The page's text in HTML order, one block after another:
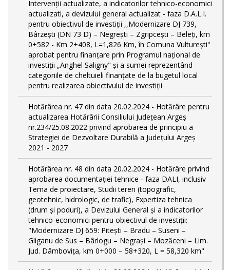
Intervenții actualizate, a indicatorilor tehnico-economici
actualizati, a devizului general actualizat - faza D.A.L.I.
pentru obiectivul de investiţii ,,Modernizare DJ 739,
Bârzeşti (DN 73 D) – Negrești – Zgripcești – Beleți, km
0+582 - Km 2+408, L=1,826 Km, în Comuna Vulturești''
aprobat pentru finanțare prin Programul național de
investiții „Anghel Saligny" și a sumei reprezentând
categoriile de cheltuieli finanțate de la bugetul local
pentru realizarea obiectivului de investiții
Hotărârea nr. 47 din data 20.02.2024 - Hotărâre pentru
actualizarea Hotărârii Consiliului Județean Argeș
nr.234/25.08.2022 privind aprobarea de principiu a
Strategiei de Dezvoltare Durabilă a Județului Argeș
2021 - 2027
Hotărârea nr. 48 din data 20.02.2024 - Hotărâre privind
aprobarea documentației tehnice - faza DALI, inclusiv
Tema de proiectare, Studii teren (topografic,
geotehnic, hidrologic, de trafic), Expertiza tehnica
(drum și poduri), a Devizului General și a indicatorilor
tehnico-economici pentru obiectivul de investiții:
"Modernizare DJ 659: Pitești – Bradu – Suseni –
Gliganu de Sus – Bârlogu – Negrași – Mozăceni – Lim.
Jud. Dâmboviţa, km 0+000 – 58+320, L = 58,320 km"